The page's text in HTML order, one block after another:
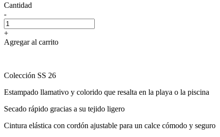
Cantidad
-
+
Agregar al carrito
Colección SS 26
Estampado llamativo y colorido que resalta en la playa o la piscina
Secado rápido gracias a su tejido ligero
Cintura elástica con cordón ajustable para un calce cómodo y seguro